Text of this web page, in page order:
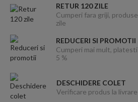
RETUR 120 ZILE
Cumperi fara griji,
zile
REDUCERI SI PROMOTII
Cumperi mai mult,
5 %
DESCHIDERE COLET
Verificare produs la